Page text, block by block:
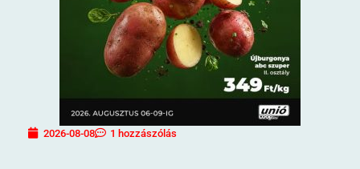
2026-08-08 1 hozzászólás